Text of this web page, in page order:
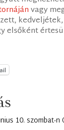
vagy
elsőként
10. szombat-n